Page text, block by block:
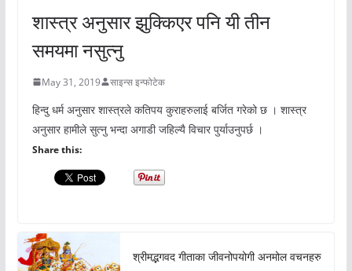
शास्त्र अनुसार झुक्किएर पनि यी तीन
समयमा नसुत्नु
May 31, 2019 साइन्स इन्फोटेक
हिन्दु धर्म अनुसार शास्त्रले कतिपय कुराहरुलाई बर्जित गरेको छ । शास्त्र
अनुसार हामीले सुत्नु भन्दा अगाडी जहिल्यै विचार पुर्याउनुपर्छ ।
Share this:
श्रीमद्भगवद गीताका जीवनोपयोगी अनमोल वचनहरु